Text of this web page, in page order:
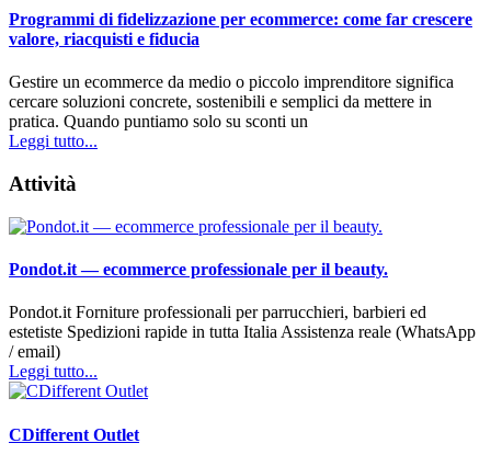
Programmi di fidelizzazione per ecommerce: come far crescere
valore, riacquisti e fiducia
Gestire un ecommerce da medio o piccolo imprenditore significa
cercare soluzioni concrete, sostenibili e semplici da mettere in
pratica. Quando puntiamo solo su sconti un
Leggi tutto...
Attività
Pondot.it — ecommerce professionale per il beauty.
Pondot.it Forniture professionali per parrucchieri, barbieri ed
estetiste Spedizioni rapide in tutta Italia Assistenza reale (WhatsApp
/ email)
Leggi tutto...
CDifferent Outlet